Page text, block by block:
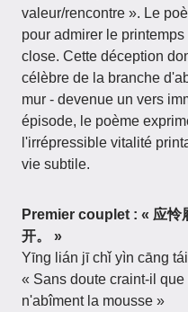
valeur/rencontre ». Le
pour admirer le
close. Cette déception
célèbre de la branche
mur - devenue un vers
épisode, le poème
l'irrépressible vitalité
vie subtile.
Premier couplet : « 应怜
开。 »
Yīng lián jī chǐ yìn cāng
« Sans doute craint-il
n'abîment la mousse »